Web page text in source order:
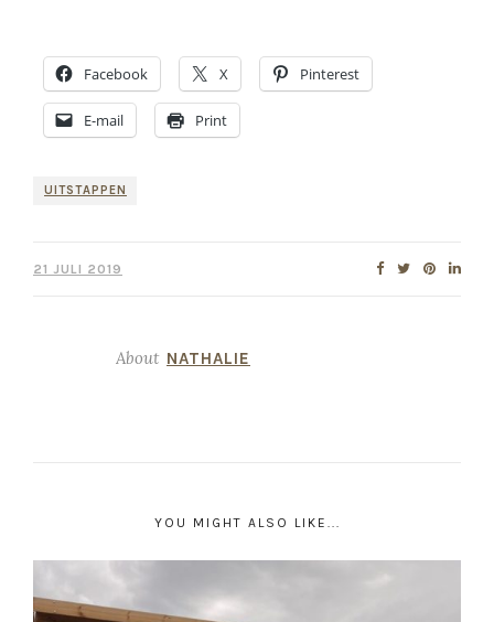
Facebook X Pinterest
E-mail Print
UITSTAPPEN
21 JULI 2019
About NATHALIE
YOU MIGHT ALSO LIKE...